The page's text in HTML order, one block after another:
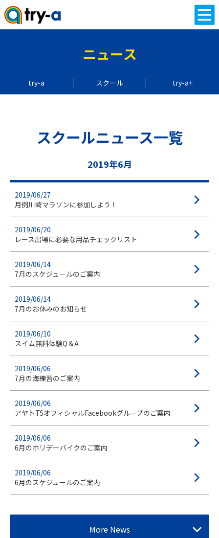
ニュース
try-a スクール try-a+
スクールニュース一覧
2019年6月
2019/06/27
月例川崎マラソンに参加しよう！
2019/06/20
レース出場に必要な用品チェックリスト
2019/06/14
7月のスケジュールのご案内
2019/06/14
7月のお休みのお知らせ
2019/06/10
スイム無料体験Q＆A
2019/06/06
7月の海練習のご案内
2019/06/06
アヤトTSオフィシャルFacebookグループのご案内
2019/06/06
6月のホリデーバイクのご案内
2019/06/06
6月のスケジュールのご案内
More News